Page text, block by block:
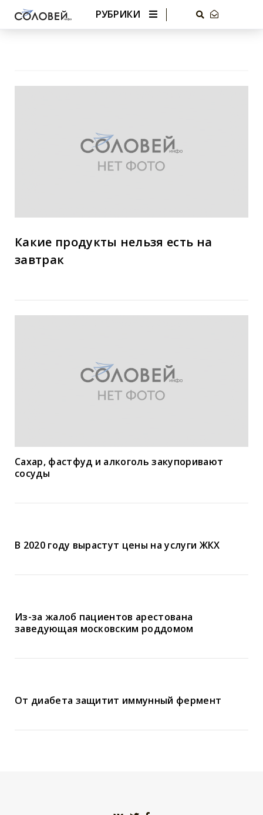
РУБРИКИ
Какие продукты нельзя есть на
завтрак
Сахар, фастфуд и алкоголь закупоривают
сосуды
В 2020 году вырастут цены на услуги ЖКХ
Из-за жалоб пациентов арестована
заведующая московским роддомом
От диабета защитит иммунный фермент